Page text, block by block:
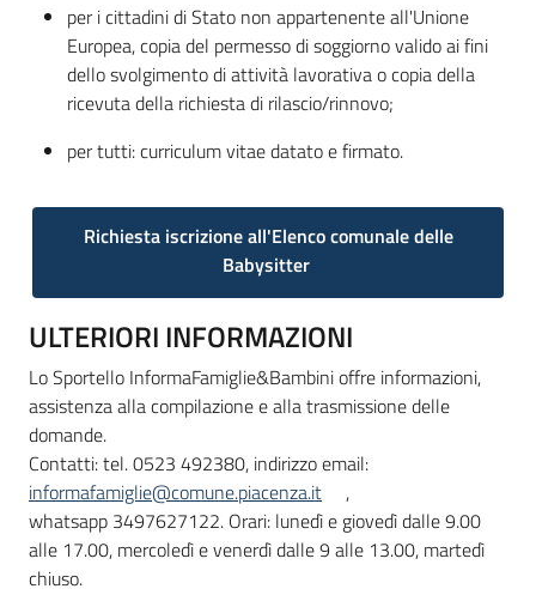
per i cittadini di Stato non appartenente all'Unione
Europea, copia del permesso di soggiorno valido ai fini
dello svolgimento di attività lavorativa o copia della
ricevuta della richiesta di rilascio/rinnovo;
per tutti: curriculum vitae datato e firmato.
Richiesta iscrizione all'Elenco comunale delle
Babysitter
ULTERIORI INFORMAZIONI
Lo Sportello InformaFamiglie&Bambini offre informazioni,
assistenza alla compilazione e alla trasmissione delle
domande.
Contatti: tel. 0523 492380, indirizzo email:
informafamiglie@comune.piacenza.it
,
whatsapp 3497627122. Orari: lunedì e giovedì dalle 9.00
alle 17.00, mercoledì e venerdì dalle 9 alle 13.00, martedì
chiuso.